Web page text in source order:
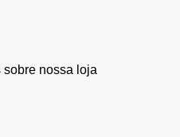
nossa loja